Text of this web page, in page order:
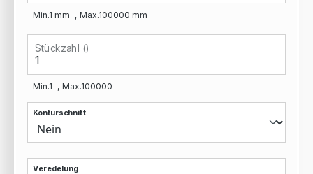
Min.1 mm Max.100000 mm
Stückzahl ()
Min.1 Max.100000
Konturschnitt
Veredelung